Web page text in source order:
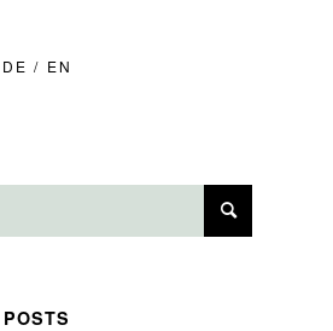
DE EN